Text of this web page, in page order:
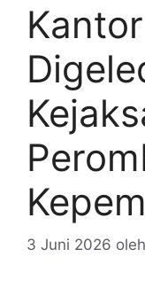
3 Juni 2026 oleh